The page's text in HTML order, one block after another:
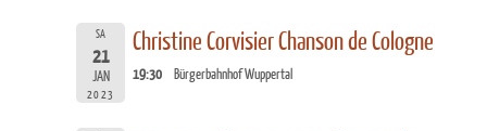
SA
21
JAN
2023
Christine Corvisier Chanson de Cologne
19:30 Bürgerbahnhof Wuppertal